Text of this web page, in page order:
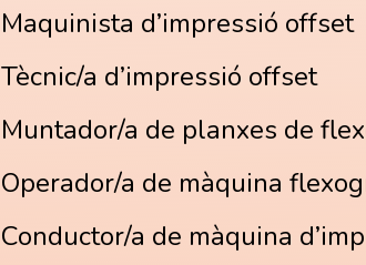
Maquinista d’impressió offset
Tècnic/a d’impressió offset
Muntador/a de planxes de
Operador/a de màquina
Conductor/a de màquina